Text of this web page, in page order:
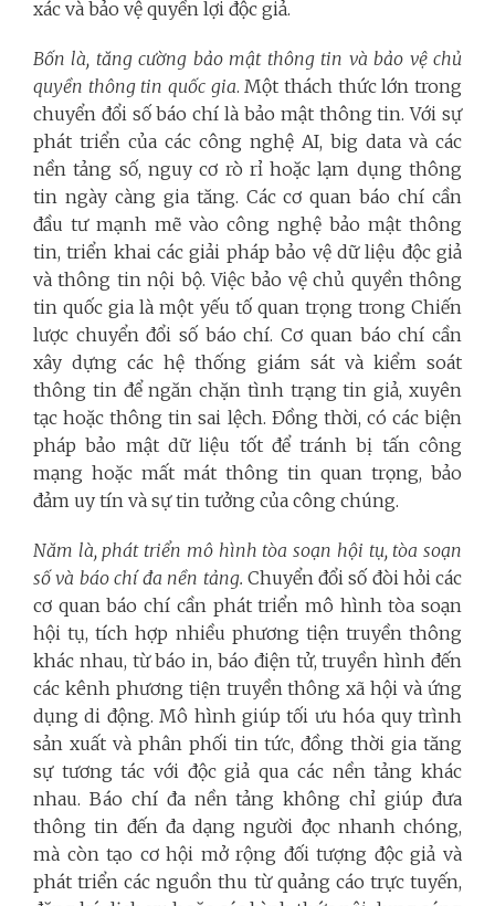
xác và bảo vệ quyền lợi độc giả.
Bốn là, tăng cường bảo mật thông tin và bảo vệ chủ
quyền thông tin quốc gia. Một thách thức lớn trong
chuyển đổi số báo chí là bảo mật thông tin. Với sự
phát triển của các công nghệ AI, big data và các
nền tảng số, nguy cơ rò rỉ hoặc lạm dụng thông
tin ngày càng gia tăng. Các cơ quan báo chí cần
đầu tư mạnh mẽ vào công nghệ bảo mật thông
tin, triển khai các giải pháp bảo vệ dữ liệu độc giả
và thông tin nội bộ. Việc bảo vệ chủ quyền thông
tin quốc gia là một yếu tố quan trọng trong Chiến
lược chuyển đổi số báo chí. Cơ quan báo chí cần
xây dựng các hệ thống giám sát và kiểm soát
thông tin để ngăn chặn tình trạng tin giả, xuyên
tạc hoặc thông tin sai lệch. Đồng thời, có các biện
pháp bảo mật dữ liệu tốt để tránh bị tấn công
mạng hoặc mất mát thông tin quan trọng, bảo
đảm uy tín và sự tin tưởng của công chúng.
Năm là, phát triển mô hình tòa soạn hội tụ, tòa soạn
số và báo chí đa nền tảng. Chuyển đổi số đòi hỏi các
cơ quan báo chí cần phát triển mô hình tòa soạn
hội tụ, tích hợp nhiều phương tiện truyền thông
khác nhau, từ báo in, báo điện tử, truyền hình đến
các kênh phương tiện truyền thông xã hội và ứng
dụng di động. Mô hình giúp tối ưu hóa quy trình
sản xuất và phân phối tin tức, đồng thời gia tăng
sự tương tác với độc giả qua các nền tảng khác
nhau. Báo chí đa nền tảng không chỉ giúp đưa
thông tin đến đa dạng người đọc nhanh chóng,
mà còn tạo cơ hội mở rộng đối tượng độc giả và
phát triển các nguồn thu từ quảng cáo trực tuyến,